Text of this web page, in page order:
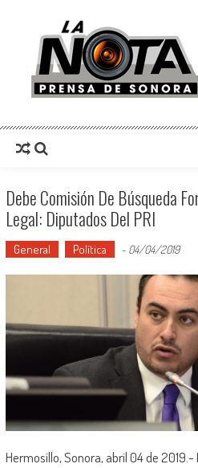
La Nota Prensa De
Debe Comisión De Búsqueda
Legal: Diputados Del PRI
General Política - 04/04/2019
Hermosillo, Sonora, abril 04 de